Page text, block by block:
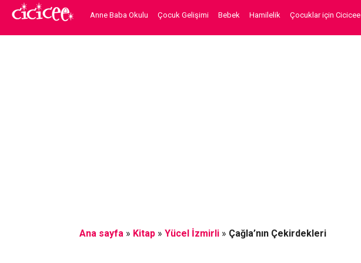
Anne Baba Okulu Çocuk Gelişimi Bebek Hamilelik Çocuklar için Cicicee
Ana sayfa» Kitap» Yücel İzmirli» Çağla’nın Çekirdekleri